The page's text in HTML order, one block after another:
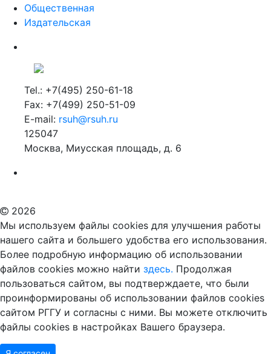
Общественная
Издательская
Tel.: +7(495) 250-61-18
Fax: +7(499) 250-51-09
E-mail: rsuh@rsuh.ru
125047
Москва, Миусская площадь, д. 6
2026
Мы используем файлы cookies для улучшения работы
нашего сайта и большего удобства его использования.
Более подробную информацию об использовании
файлов cookies можно найти здесь. Продолжая
пользоваться сайтом, вы подтверждаете, что были
проинформированы об использовании файлов cookies
сайтом РГГУ и согласны с ними. Вы можете отключить
файлы cookies в настройках Вашего браузера.